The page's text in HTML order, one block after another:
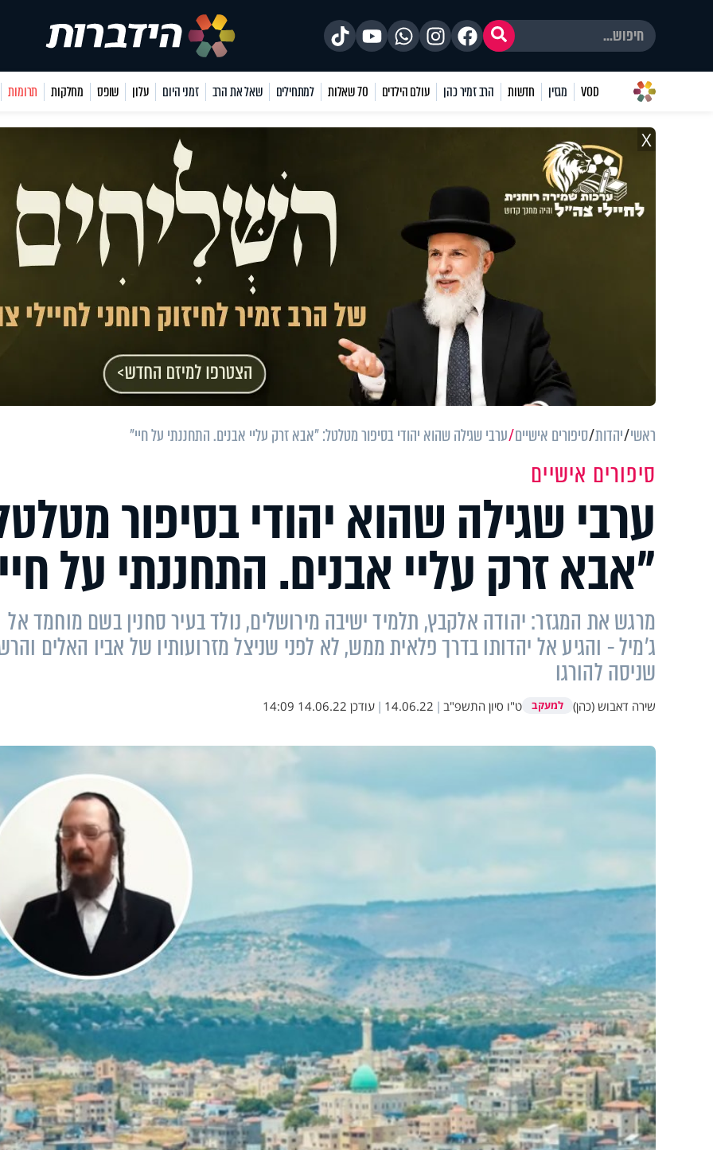
VOD מגזין חדשות הרב זמיר כהן עולם הילדים 70 שאלות למתחילים שאל את הרב זמני היום עלון שופס מחלקות תרומות
X
ראשי יהדות סיפורים אישיים ערבי שגילה שהוא יהודי בסיפור מטלטל: "אבא זרק עליי אבנים. התחננתי על חיי"
סיפורים אישיים
ערבי שגילה שהוא יהודי בסיפור
"אבא זרק עליי אבנים. התחננתי על
מרגש את המגזר: יהודה אלקבץ, תלמיד ישיבה מירושלים, נולד בעיר סחנין בשם מוחמד אל
ג'מיל - והגיע אל יהדותו בדרך פלאית ממש, לא לפני שניצל מזרועותיו של אביו האלים
שניסה להורגו
שירה דאבוש (כהן) למעקב ט"ו סיון התשפ"ב |
14.06.22
| עודכן 14.06.22 14:09